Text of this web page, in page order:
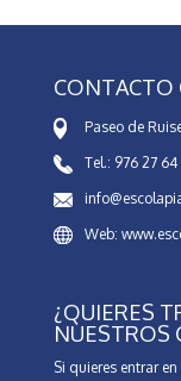
CONTACTO
Paseo de
Tel.: 976 27 64
Web:
¿QUIERES
NUESTROS
Si quieres entrar en